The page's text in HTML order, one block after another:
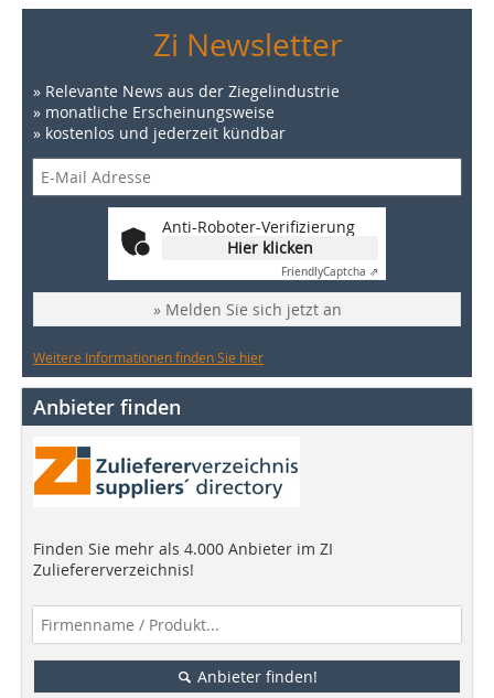
Zi Newsletter
» Relevante News aus der Ziegelindustrie
» monatliche Erscheinungsweise
» kostenlos und jederzeit kündbar
Anti-Roboter-Verifizierung
Hier klicken
FriendlyCaptcha ⇗
» Melden Sie sich jetzt an
Weitere Informationen finden Sie hier
Anbieter finden
Finden Sie mehr als 4.000 Anbieter im ZI
Zuliefererverzeichnis!
Anbieter finden!